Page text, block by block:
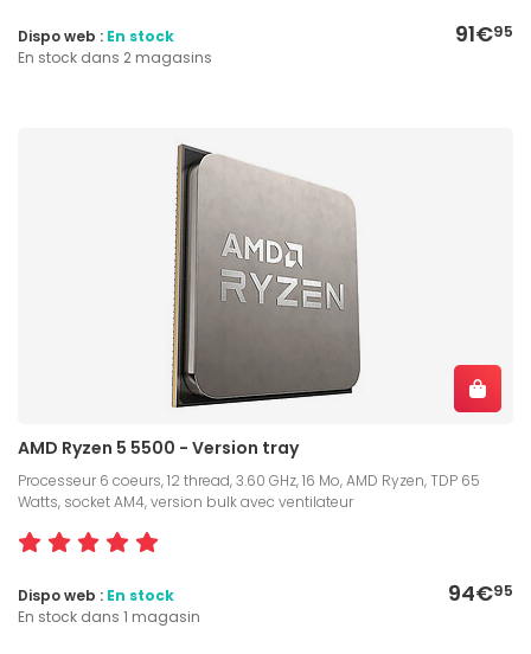
91€95
Dispo web : En stock
En stock dans 2 magasins
AMD Ryzen 5 5500 - Version tray
Processeur 6 coeurs, 12 thread, 3.60 GHz, 16 Mo, AMD Ryzen, TDP 65
Watts, socket AM4, version bulk avec ventilateur
94€95
Dispo web : En stock
En stock dans 1 magasin